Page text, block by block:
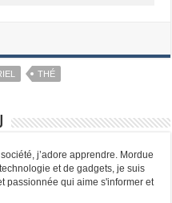
THÉ
j’adore apprendre. Mordue
et de gadgets, je suis
passionnée qui aime s'informer et